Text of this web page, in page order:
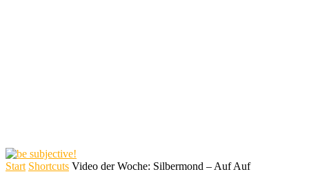
Start Shortcuts Video der Woche: Silbermond – Auf Auf